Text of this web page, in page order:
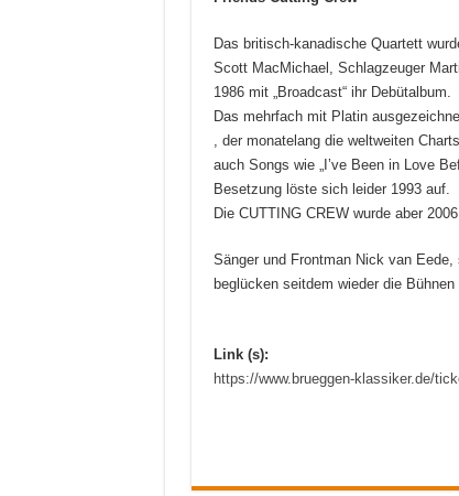
Das britisch-kanadische Quartett
Scott MacMichael, Schlagzeuger
1986 mit „Broadcast“ ihr Debütalbum.
Das mehrfach mit Platin
, der monatelang die weltweiten
auch Songs wie „I’ve Been in Love
Besetzung löste sich leider 1993 auf.
Die CUTTING CREW wurde aber
Sänger und Frontman Nick van
beglücken seitdem wieder die
Link (s):
https://www.brueggen-klassiker.de/